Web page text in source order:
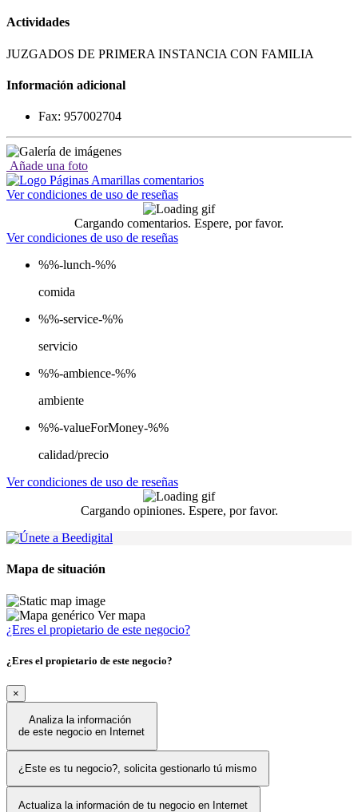
Actividades
JUZGADOS DE PRIMERA INSTANCIA CON FAMILIA
Información adicional
Fax: 957002704
Añade una foto
Ver condiciones de uso de reseñas
Cargando comentarios. Espere, por favor.
Ver condiciones de uso de reseñas
%%-lunch-%%
comida
%%-service-%%
servicio
%%-ambience-%%
ambiente
%%-valueForMoney-%%
calidad/precio
Ver condiciones de uso de reseñas
Cargando opiniones. Espere, por favor.
Mapa de situación
Ver mapa
¿Eres el propietario de este negocio?
¿Eres el propietario de este negocio?
×
Analiza la información
de este negocio en Internet
¿Este es tu negocio?, solicita gestionarlo tú mismo
Actualiza la información de tu negocio en Internet